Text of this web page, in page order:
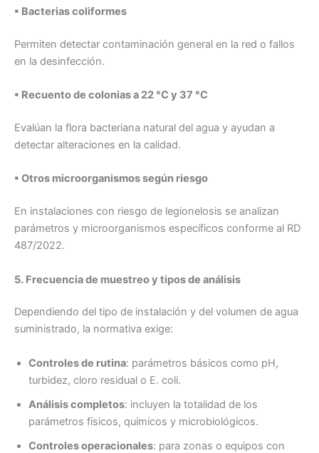
▪ Bacterias coliformes
Permiten detectar contaminación general en la red o fallos
en la desinfección.
▪ Recuento de colonias a 22 °C y 37 °C
Evalúan la flora bacteriana natural del agua y ayudan a
detectar alteraciones en la calidad.
▪ Otros microorganismos según riesgo
En instalaciones con riesgo de legionelosis se analizan
parámetros y microorganismos específicos conforme al RD
487/2022.
5. Frecuencia de muestreo y tipos de análisis
Dependiendo del tipo de instalación y del volumen de agua
suministrado, la normativa exige:
Controles de rutina: parámetros básicos como pH,
turbidez, cloro residual o E. coli.
Análisis completos: incluyen la totalidad de los
parámetros físicos, químicos y microbiológicos.
Controles operacionales: para zonas o equipos con